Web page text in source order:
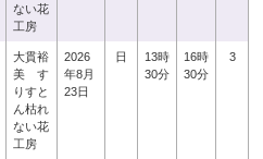
ない花
工房
大貫裕
美 す
りすと
ん枯れ
ない花
工房
2026
年8月
23日
日
13時
30分
16時
30分
3